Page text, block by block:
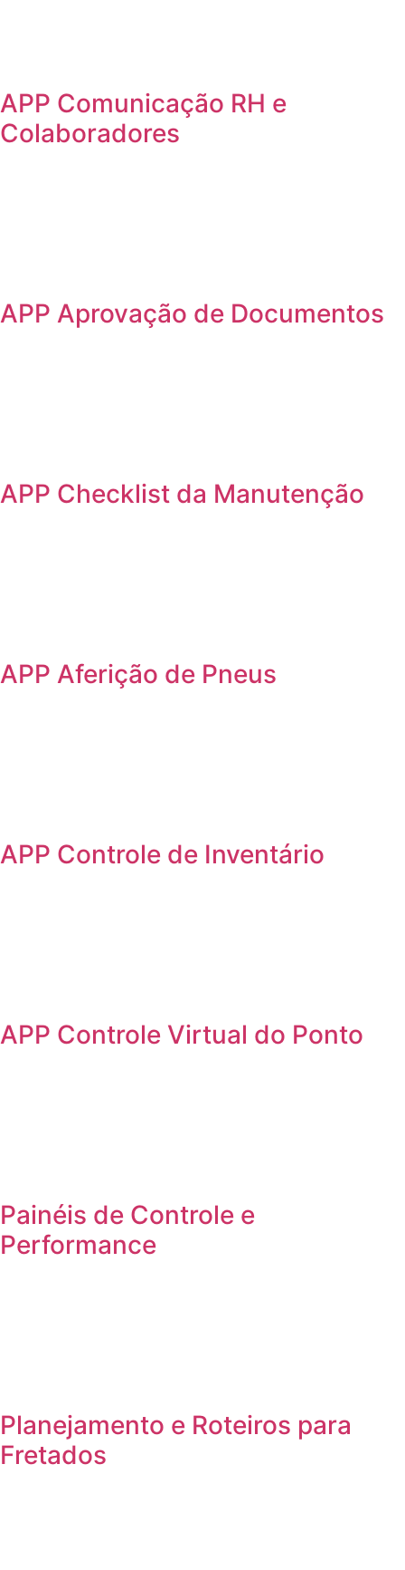
APP Comunicação RH e
Colaboradores
APP Aprovação de Documentos
APP Checklist da Manutenção
APP Aferição de Pneus
APP Controle de Inventário
APP Controle Virtual do Ponto
Painéis de Controle e
Performance
Planejamento e Roteiros para
Fretados